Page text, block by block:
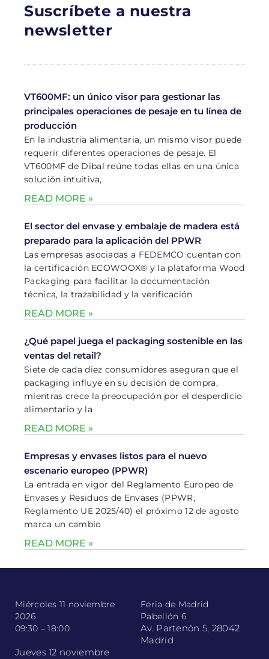
Suscríbete a nuestra
newsletter
VT600MF: un único visor para gestionar las
principales operaciones de pesaje en tu línea de
producción
En la industria alimentaria, un mismo visor puede
requerir diferentes operaciones de pesaje. El
VT600MF de Dibal reúne todas ellas en una única
solución intuitiva,
READ MORE »
El sector del envase y embalaje de madera está
preparado para la aplicación del PPWR
Las empresas asociadas a FEDEMCO cuentan con
la certificación ECOWOOX® y la plataforma Wood
Packaging para facilitar la documentación
técnica, la trazabilidad y la verificación
READ MORE »
¿Qué papel juega el packaging sostenible en las
ventas del retail?
Siete de cada diez consumidores aseguran que el
packaging influye en su decisión de compra,
mientras crece la preocupación por el desperdicio
alimentario y la
READ MORE »
Empresas y envases listos para el nuevo
escenario europeo (PPWR)
La entrada en vigor del Reglamento Europeo de
Envases y Residuos de Envases (PPWR,
Reglamento UE 2025/40) el próximo 12 de agosto
marca un cambio
READ MORE »
Miércoles 11 noviembre
2026
09:30 – 18:00
Jueves 12 noviembre
Feria de Madrid
Pabellón 6
Av. Partenón 5, 28042
Madrid